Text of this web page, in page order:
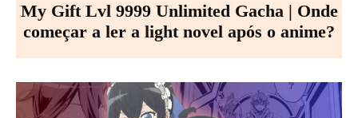
My Gift Lvl 9999 Unlimited Gacha | Onde
começar a ler a light novel após o anime?